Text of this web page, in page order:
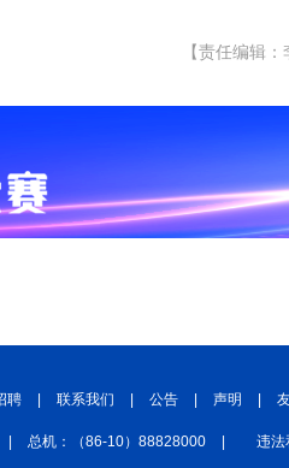
【责任编辑：
聘 联系我们 公告 声明
总机：（86-10）88828000 违法